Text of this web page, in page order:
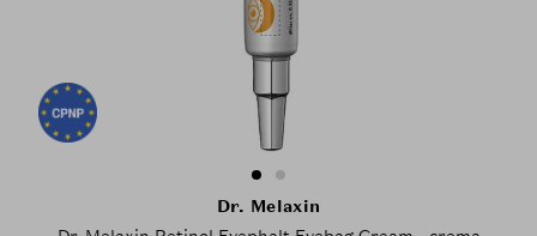
Dr. Melaxin